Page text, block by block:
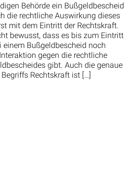
Behörde ein Bußgeldbescheid
die rechtliche Auswirkung dieses
mit dem Eintritt der Rechtskraft.
bewusst, dass es bis zum Eintritt
einem Bußgeldbescheid noch
gegen die rechtliche
gibt. Auch die genaue
Rechtskraft ist […]